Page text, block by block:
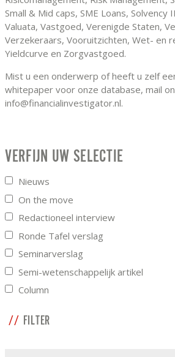
Small & Mid caps, SME Loans, Solvency
Valuata, Vastgoed, Verenigde Staten,
Verzekeraars, Vooruitzichten, Wet- en
Yieldcurve en Zorgvastgoed.
Mist u een onderwerp of heeft u zelf
whitepaper voor onze database, mail
info@financialinvestigator.nl.
VERFIJN UW SELECTIE
Nieuws
On the move
Redactioneel interview
Ronde Tafel verslag
Seminarverslag
Semi-wetenschappelijk artikel
Column
FILTER